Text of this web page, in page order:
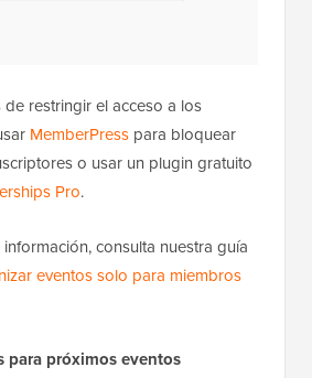
restringir el acceso a los
MemberPress para bloquear
o usar un plugin gratuito
Pro.
consulta nuestra guía
eventos solo para miembros
para próximos eventos